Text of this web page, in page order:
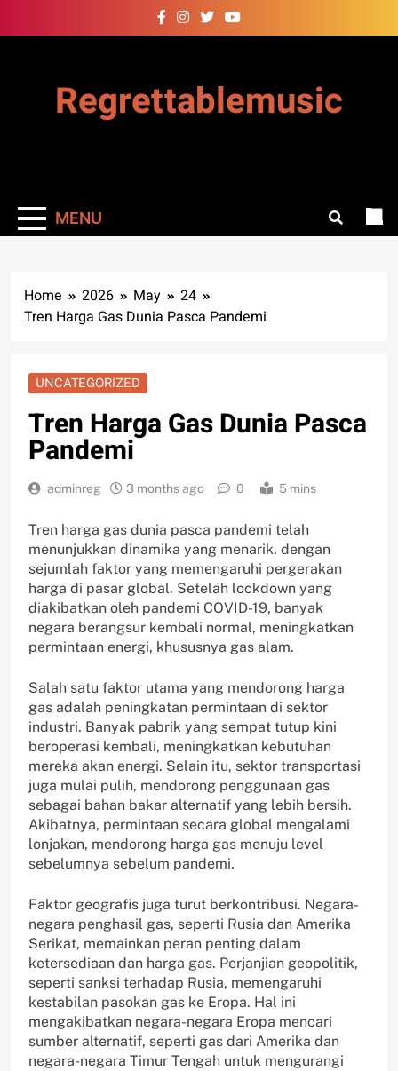
to
Regrettablemusic
MENU
Home 2026 May
24
Tren Harga Gas Dunia Pasca Pandemi
UNCATEGORIZED
Tren Harga Gas Dunia Pasca
Pandemi
adminreg 3 months ago 0 5 mins
Tren harga gas dunia pasca pandemi telah
menunjukkan dinamika yang menarik, dengan
sejumlah faktor yang memengaruhi pergerakan
harga di pasar global. Setelah lockdown yang
diakibatkan oleh pandemi COVID-19, banyak
negara berangsur kembali normal, meningkatkan
permintaan energi, khususnya gas alam.
Salah satu faktor utama yang mendorong harga
gas adalah peningkatan permintaan di sektor
industri. Banyak pabrik yang sempat tutup kini
beroperasi kembali, meningkatkan kebutuhan
mereka akan energi. Selain itu, sektor transportasi
juga mulai pulih, mendorong penggunaan gas
sebagai bahan bakar alternatif yang lebih bersih.
Akibatnya, permintaan secara global mengalami
lonjakan, mendorong harga gas menuju level
sebelumnya sebelum pandemi.
Faktor geografis juga turut berkontribusi. Negara-
negara penghasil gas, seperti Rusia dan Amerika
Serikat, memainkan peran penting dalam
ketersediaan dan harga gas. Perjanjian geopolitik,
seperti sanksi terhadap Rusia, memengaruhi
kestabilan pasokan gas ke Eropa. Hal ini
mengakibatkan negara-negara Eropa mencari
sumber alternatif, seperti gas dari Amerika dan
negara-negara Timur Tengah untuk mengurangi